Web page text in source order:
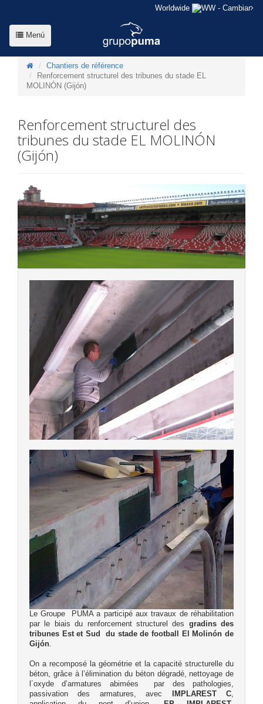
Worldwide - Cambiar
Menú
Chantiers de référence
Renforcement structurel des tribunes du stade EL
MOLINÓN (Gijón)
Renforcement structurel des
tribunes du stade EL MOLINÓN
(Gijón)
Le Groupe PUMA a participé aux travaux de réhabilitation
par le biais du renforcement structurel des gradins des
tribunes Est et Sud du stade de football El Molinón de
Gijón.
On a recomposé la géométrie et la capacité structurelle du
béton, grâce à l’élimination du béton dégradé, nettoyage de
l´oxyde d’armatures abimées par des pathologies,
passivation des armatures, avec
IMPLAREST C,